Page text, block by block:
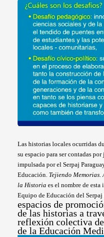
Las historias locales ocurridas
su espacio para ser contadas
impulsada por el Serpaj
Educación. Tejiendo Memorias.
la Historia es el nombre de
Equipo de Educación del Serpaj
espacios de
de las historias a
reflexión colectiva
de la Educación